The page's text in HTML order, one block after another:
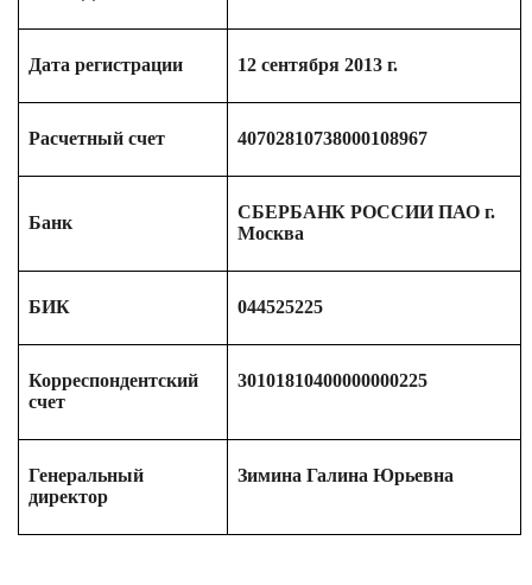
Дата регистрации 12 сентября 2013 г.
Расчетный счет 40702810738000108967
Банк
СБЕРБАНК РОССИИ ПАО г.
Москва
БИК 044525225
Корреспондентский
счет
30101810400000000225
Генеральный
директор
Зимина Галина Юрьевна